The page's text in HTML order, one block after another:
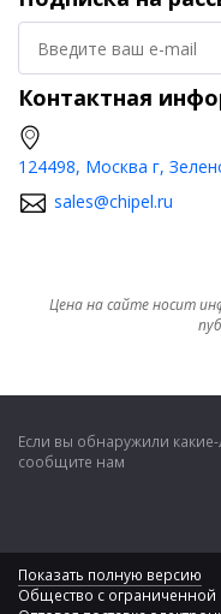
Контактная
124498, Москва г,
sales@chipel.ru
Цена на сайте носит
Если вы обнаружили
сообщите нам
Показать полную версию
Общество с ограниченной